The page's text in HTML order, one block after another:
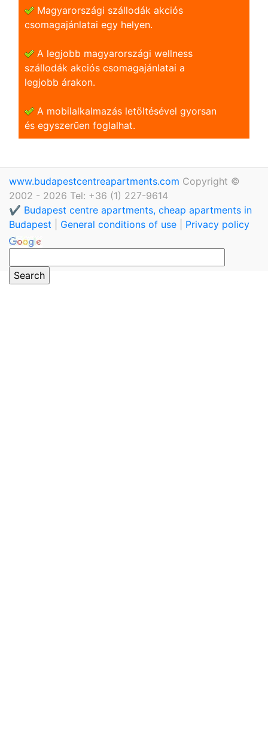
Magyarországi szállodák akciós
csomagajánlatai egy helyen.
A legjobb magyarországi wellness
szállodák akciós csomagajánlatai a
legjobb árakon.
A mobilalkalmazás letöltésével gyorsan
és egyszerũen foglalhat.
www.budapestcentreapartments.com Copyright ©
2002 - 2026 Tel: +36 (1) 227-9614
✔️ Budapest centre apartments, cheap apartments in
Budapest
General conditions of use Privacy policy